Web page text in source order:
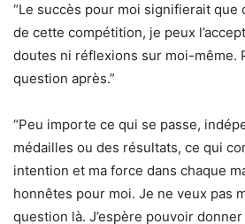
“Le succès pour moi signifierait que
de cette compétition, je peux
doutes ni réflexions sur moi-même.
question après.”
“Peu importe ce qui se passe,
médailles ou des résultats, ce qui
intention et ma force dans chaque
honnêtes pour moi. Je ne veux pas
question là. J’espère pouvoir donner